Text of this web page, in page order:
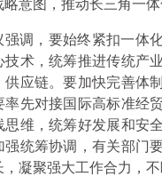
略意图，推动长三角一
强调，要始终紧扣一体
技术，统筹推进传统产
供应链。要加快完善体
率先对接国际高标准经
思维，统筹好发展和安
强统筹协调，有关部门
凝聚强大工作合力，